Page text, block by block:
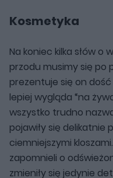
Kosmetyka
Na koniec kilka słów o
przodu musimy się po
prezentuje się on
lepiej wygląda “na
wszystko trudno
pojawiły się delikatnie
ciemniejszymi
zapomnieli o
zmieniły się jedynie